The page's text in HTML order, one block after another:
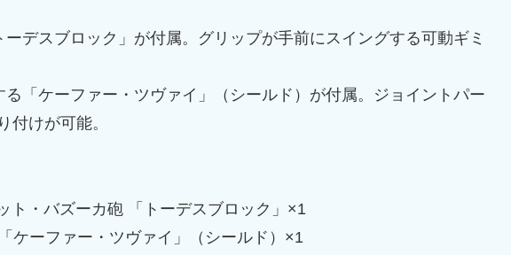
デスブロック」が付属。グリップが手前にスイングする可動ギミ
「ケーファー・ツヴァイ」（シールド）が付属。ジョイントパー
付けが可能。
ト・バズーカ砲 「トーデスブロック」×1
ケーファー・ツヴァイ」（シールド）×1